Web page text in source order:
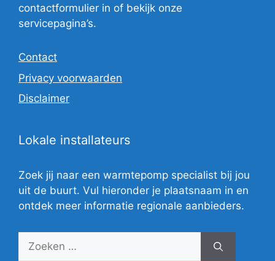
contactformulier in of bekijk onze
servicepagina’s.
Contact
Privacy voorwaarden
Disclaimer
Lokale installateurs
Zoek jij naar een warmtepomp specialist bij jou
uit de buurt. Vul hieronder je plaatsnaam in en
ontdek meer informatie regionale aanbieders.
Zoek